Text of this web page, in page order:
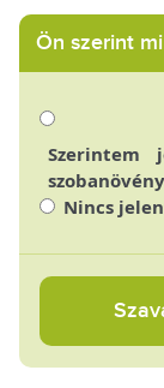
Ön szerint
Szerintem
Nincs